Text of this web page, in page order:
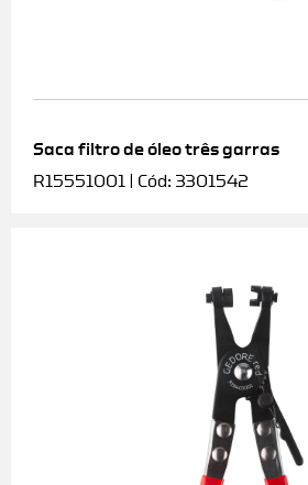
Saca filtro de óleo três garras
R15551001 | Cód: 3301542